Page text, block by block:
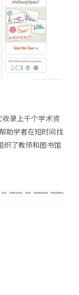
录上千个学术资
助学者在短时间找
织了教师和图书馆